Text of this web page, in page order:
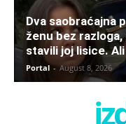
Dva saobraćajna
ženu bez
stavili joj lisice.
Portal - August 8, 2026